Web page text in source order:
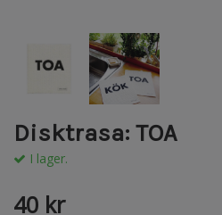
Disktrasa: TOA
I lager.
40 kr